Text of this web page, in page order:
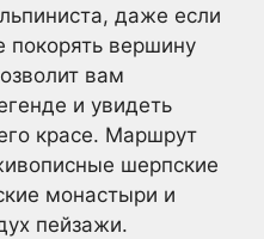
даже если
покорять вершину
вам
и увидеть
красе. Маршрут
шерпские
монастыри и
пейзажи.